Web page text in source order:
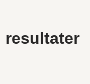
resultater